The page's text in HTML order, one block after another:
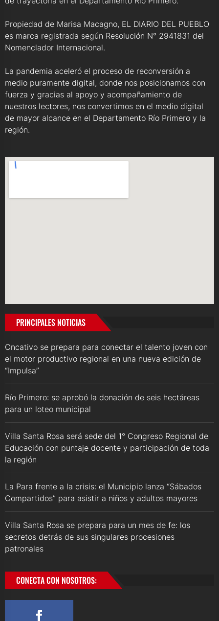
Propiedad de Marisa Macagno, EL DIARIO DEL PUEBLO
es marca registrada según Resolución N° 2941831 del
Nomenclador Internacional.
La pandemia aceleró el proceso de reconversión a
medio puramente digital, donde nos posicionamos con
fuerza y gracias al apoyo y acompañamiento de
nuestros lectores, nos convertimos en el medio digital
de mayor alcance en el Departamento Río Primero y la
región.
PRINCIPALES NOTICIAS
Oncativo se prepara para conectar el talento joven con
el motor productivo regional en una nueva edición de
“Impulsa”
Río Primero: se aprobó la donación de seis hectáreas
para un loteo municipal
Villa Santa Rosa será sede del 1° Congreso Regional de
Educación con puntaje docente y participación de toda
la región
La Para frente a la crisis: el Municipio lanza “Sábados
Compartidos” para asistir a niños y adultos mayores
Villa Santa Rosa se prepara para un mes de fe: los
secretos detrás de sus singulares procesiones
patronales
CONECTA CON NOSOTROS: